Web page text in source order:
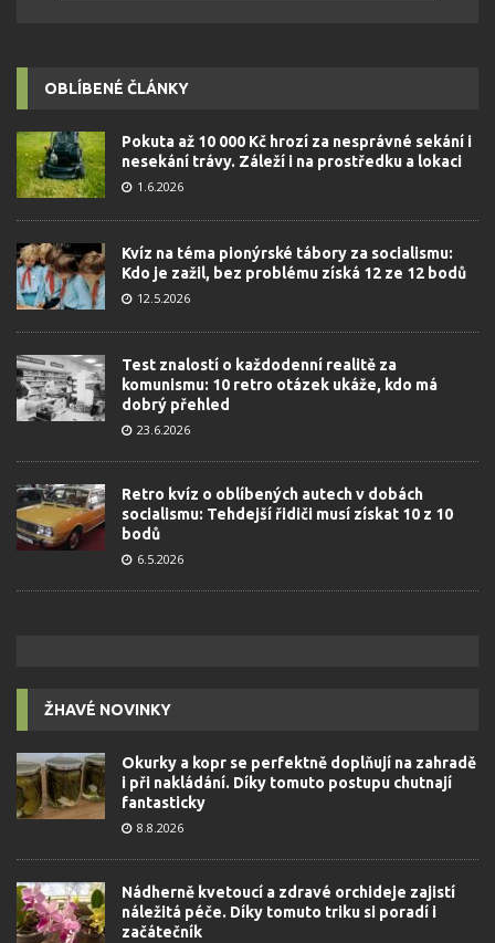
OBLÍBENÉ ČLÁNKY
Pokuta až 10 000 Kč hrozí za nesprávné sekání i
nesekání trávy. Záleží i na prostředku a lokaci
1.6.2026
Kvíz na téma pionýrské tábory za socialismu:
Kdo je zažil, bez problému získá 12 ze 12 bodů
12.5.2026
Test znalostí o každodenní realitě za
komunismu: 10 retro otázek ukáže, kdo má
dobrý přehled
23.6.2026
Retro kvíz o oblíbených autech v dobách
socialismu: Tehdejší řidiči musí získat 10 z 10
bodů
6.5.2026
ŽHAVÉ NOVINKY
Okurky a kopr se perfektně doplňují na zahradě
i při nakládání. Díky tomuto postupu chutnají
fantasticky
8.8.2026
Nádherně kvetoucí a zdravé orchideje zajistí
náležitá péče. Díky tomuto triku si poradí i
začátečník